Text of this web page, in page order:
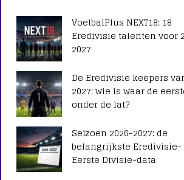
VoetbalPlus NEXT18: 18
Eredivisie talenten voor
2027
De Eredivisie keepers
2027: wie is waar de
onder de lat?
Seizoen 2026-2027: de
belangrijkste Eredivisie-
Eerste Divisie-data